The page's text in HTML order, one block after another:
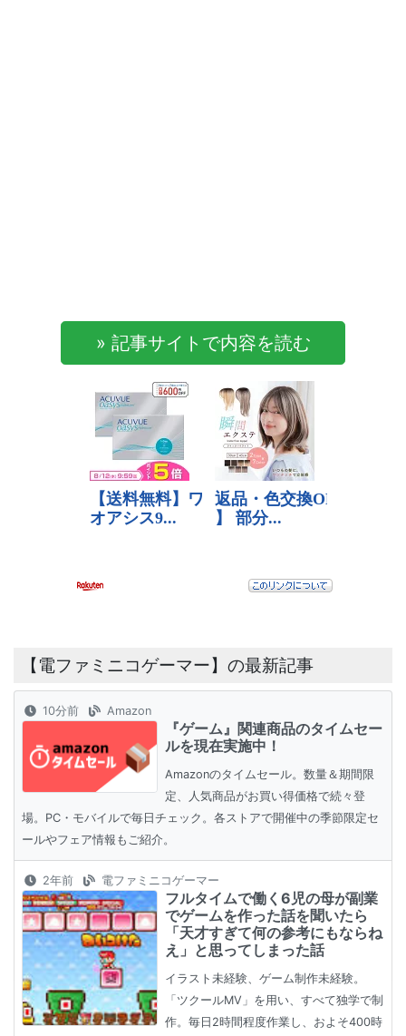
» 記事サイトで内容を読む
【電ファミニコゲーマー】の最新記事
10分前 Amazon
『ゲーム』関連商品のタイムセー
ルを現在実施中！
Amazonのタイムセール。数量＆期間限
定、人気商品がお買い得価格で続々登
場。PC・モバイルで毎日チェック。各ストアで開催中の季節限定セ
ールやフェア情報もご紹介。
2年前 電ファミニコゲーマー
フルタイムで働く6児の母が副業
でゲームを作った話を聞いたら
「天才すぎて何の参考にもならね
え」と思ってしまった話
イラスト未経験、ゲーム制作未経験。
「ツクールMV」を用い、すべて独学で制
作。毎日2時間程度作業し、およそ400時